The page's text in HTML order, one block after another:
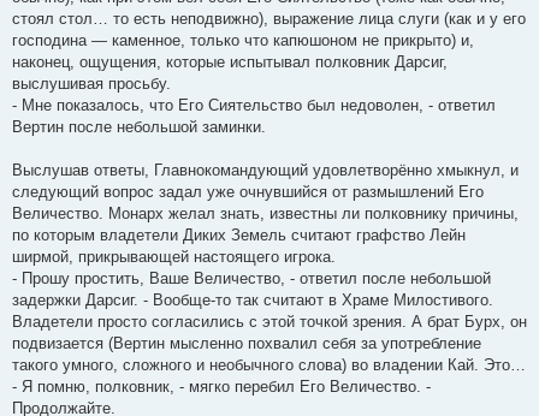
стоял стол… то есть неподвижно), выражение лица слуги (как и у его
господина — каменное, только что капюшоном не прикрыто) и,
наконец, ощущения, которые испытывал полковник Дарсиг,
выслушивая просьбу.
- Мне показалось, что Его Сиятельство был недоволен, - ответил
Вертин после небольшой заминки.
Выслушав ответы, Главнокомандующий удовлетворённо хмыкнул, и
следующий вопрос задал уже очнувшийся от размышлений Его
Величество. Монарх желал знать, известны ли полковнику причины,
по которым владетели Диких Земель считают графство Лейн
ширмой, прикрывающей настоящего игрока.
- Прошу простить, Ваше Величество, - ответил после небольшой
задержки Дарсиг. - Вообще-то так считают в Храме Милостивого.
Владетели просто согласились с этой точкой зрения. А брат Бурх, он
подвизается (Вертин мысленно похвалил себя за употребление
такого умного, сложного и необычного слова) во владении Кай. Это…
- Я помню, полковник, - мягко перебил Его Величество. -
Продолжайте.